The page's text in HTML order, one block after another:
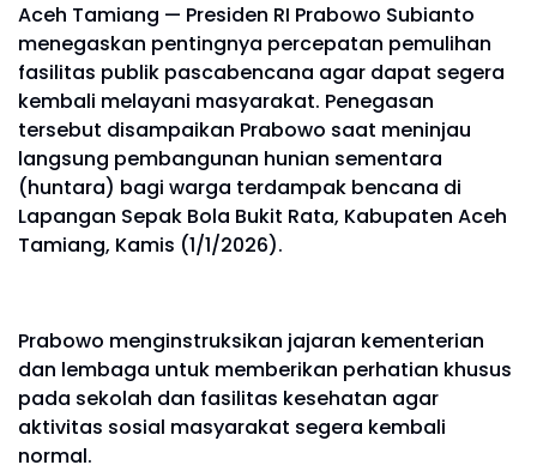
Aceh Tamiang — Presiden RI Prabowo Subianto
menegaskan pentingnya percepatan pemulihan
fasilitas publik pascabencana agar dapat segera
kembali melayani masyarakat. Penegasan
tersebut disampaikan Prabowo saat meninjau
langsung pembangunan hunian sementara
(huntara) bagi warga terdampak bencana di
Lapangan Sepak Bola Bukit Rata, Kabupaten Aceh
Tamiang, Kamis (1/1/2026).
Prabowo menginstruksikan jajaran kementerian
dan lembaga untuk memberikan perhatian khusus
pada sekolah dan fasilitas kesehatan agar
aktivitas sosial masyarakat segera kembali
normal.